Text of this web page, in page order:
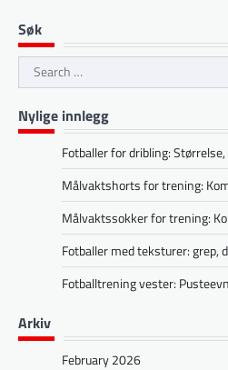
Søk
Search
for:
Nylige innlegg
Fotballer for dribling:
Målvaktshorts for trening:
Målvaktssokker for trening:
Fotballer med teksturer: grep,
Fotballtrening vester:
Arkiv
February 2026